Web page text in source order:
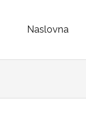
Naslovna
Skip to content